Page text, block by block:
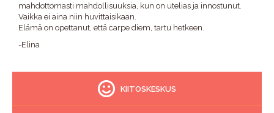
mahdottomasti mahdollisuuksia, kun on utelias ja innostunut.
Vaikka ei aina niin huvittaisikaan.
Elämä on opettanut, että carpe diem, tartu hetkeen.
-Elina
KIITOSKESKUS